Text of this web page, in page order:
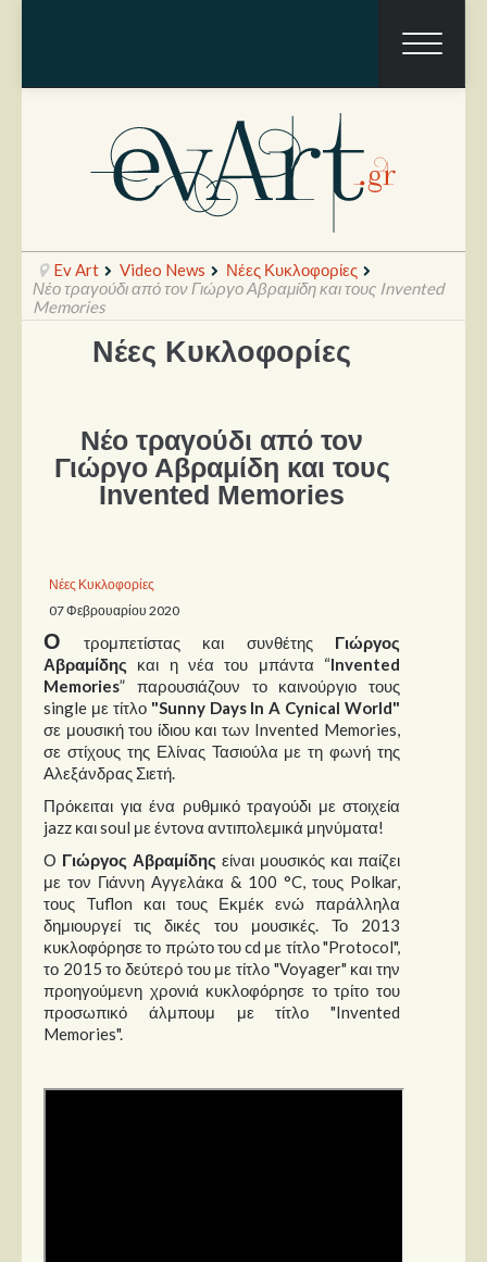
Ραπόρτο
Θέατρο
Συνεντεύξεις
Δίσκοι
Σειρές
Ταινίες
Βιβλία
Video News
Καλλιτέχνες
Μουσικοί
Διάφοροι
Εκτός Συνόρων
Νέα
Στήλες
Polls
Blog
Ev Art Video News
Νέες Κυκλοφορίες
Νέο τραγούδι από τον Γιώργο Αβραμίδη και τους Invented
Memories
Νέες Κυκλοφορίες
Νέο τραγούδι από τον
Γιώργο Αβραμίδη και τους
Invented Memories
Νέες Κυκλοφορίες
07 Φεβρουαρίου 2020
Ο τρομπετίστας και συνθέτης Γιώργος
Αβραμίδης και η νέα του μπάντα “Invented
Memories” παρουσιάζουν το καινούργιο τους
single με τίτλο "Sunny Days InA Cynical World"
σε μουσική του ίδιου και των Invented Memories,
σε στίχους της Ελίνας Τασιούλα με τη φωνή της
Αλεξάνδρας Σιετή.
Πρόκειται για ένα ρυθμικό τραγούδι με στοιχεία
jazz και soul με έντονα αντιπολεμικά μηνύματα!
Ο Γιώργος Αβραμίδης είναι μουσικός και παίζει
με τον Γιάννη Αγγελάκα & 100 °C, τους Polkar,
τους Tuflon και τους Εκμέκ ενώ παράλληλα
δημιουργεί τις δικές του μουσικές. Το 2013
κυκλοφόρησε το πρώτο του cd με τίτλο "Protocol",
το 2015 το δεύτερό του με τίτλο "Voyager" και την
προηγούμενη χρονιά κυκλοφόρησε το τρίτο του
προσωπικό άλμπουμ με τίτλο "Invented
Memories".